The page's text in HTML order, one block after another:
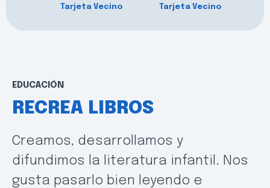
Tarjeta Vecino
Tarjeta Vecino
EDUCACIÓN
RECREA LIBROS
Creamos, desarrollamos y
difundimos la literatura infantil. Nos
gusta pasarlo bien leyendo e